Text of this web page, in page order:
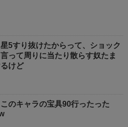
星5すり抜けたからって、ショック
って周りに当たり散らす奴たま
けど
このキャラの宝具90行ったった